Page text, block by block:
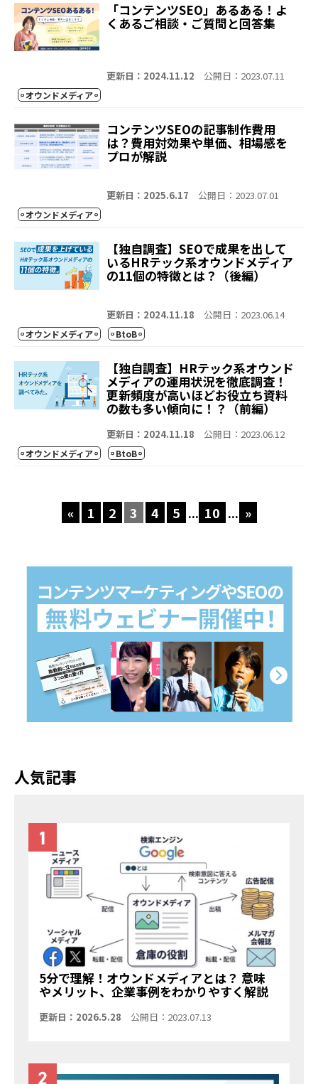
「コンテンツSEO」あるある！よ
くあるご相談・ご質問と回答集
更新日：2024.11.12 公開日：2023.07.11
オウンドメディア
コンテンツSEOの記事制作費用
は？費用対効果や単価、相場感を
プロが解説
更新日：2025.6.17 公開日：2023.07.01
オウンドメディア
【独自調査】SEOで成果を出して
いるHRテック系オウンドメディア
の11個の特徴とは？（後編）
更新日：2024.11.18 公開日：2023.06.14
オウンドメディア BtoB
【独自調査】HRテック系オウンド
メディアの運用状況を徹底調査！
更新頻度が高いほどお役立ち資料
の数も多い傾向に！？（前編）
更新日：2024.11.18 公開日：2023.06.12
オウンドメディア BtoB
« 1 2 3 4 5 ... 10 ... »
人気記事
5分で理解！オウンドメディアとは？ 意味
やメリット、企業事例をわかりやすく解説
更新日：2026.5.28 公開日：2023.07.13